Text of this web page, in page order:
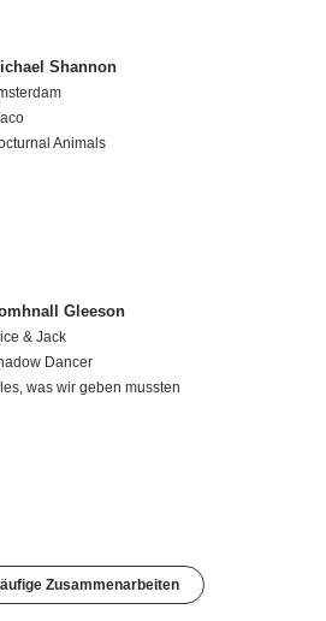
Shannon
Animals
Gleeson
& Jack
Dancer
was wir geben mussten
Zusammenarbeiten